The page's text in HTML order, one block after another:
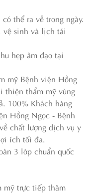
thể ra về trong ngày.
vệ sinh và lịch tái
hẹp âm đạo tại
mỹ Bệnh viện Hồng
thiện thẩm mỹ vùng
100% Khách hàng
Hồng Ngọc - Bệnh
chất lượng dịch vụ y
ích tối đa.
3 lớp chuẩn quốc
mỹ trực tiếp thăm